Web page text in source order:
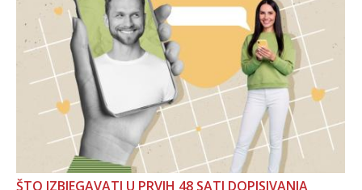
ŠTO IZBJEGAVATI U PRVIH 48 SATI DOPISIVANJA